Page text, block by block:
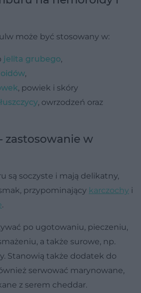
może być stosowany w:
jelita grubego,
,
, powiek i skóry
łuszczycy, owrzodzeń oraz
zastosowanie w
są soczyste i mają delikatny,
przypominający karczochy i
.
po ugotowaniu, pieczeniu,
a także surowe, np.
Stanowią także dodatek do
serwować marynowane,
z serem cheddar.